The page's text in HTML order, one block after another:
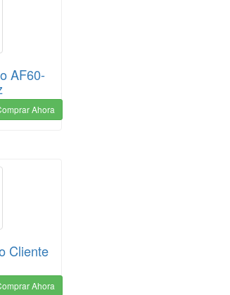
AF60-
Ahora
Cliente
Ahora